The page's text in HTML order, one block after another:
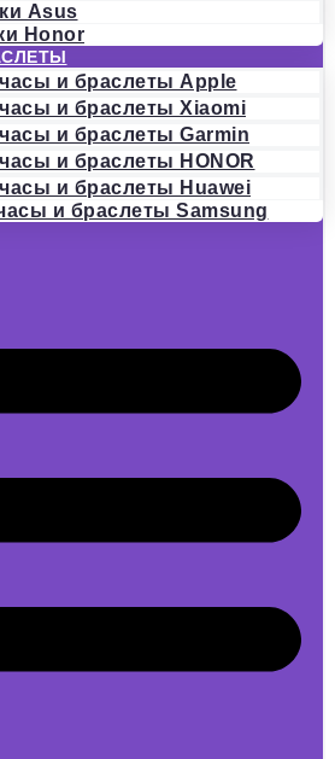
Asus
Honor
и браслеты Apple
и браслеты Xiaomi
и браслеты Garmin
и браслеты HONOR
и браслеты Huawei
и браслеты Samsung